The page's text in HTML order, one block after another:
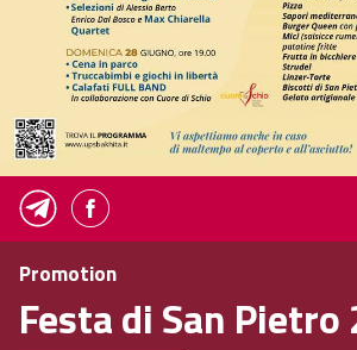
Promotion
Festa di San Pietro